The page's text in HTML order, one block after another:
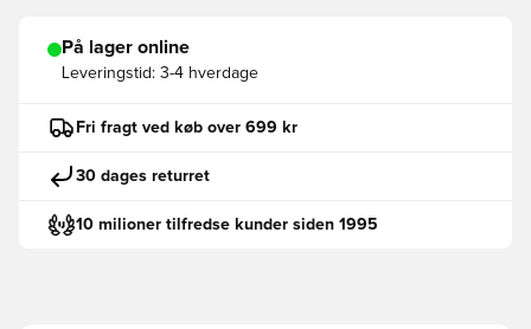
På lager online
Leveringstid: 3-4 hverdage
Fri fragt ved køb over 699 kr
30 dages returret
10 milioner tilfredse kunder siden 1995